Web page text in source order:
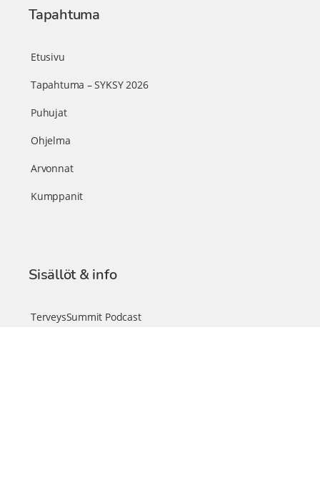
Tapahtuma
Etusivu
Tapahtuma – SYKSY 2026
Puhujat
Ohjelma
Arvonnat
Kumppanit
Sisällöt & info
TerveysSummit Podcast